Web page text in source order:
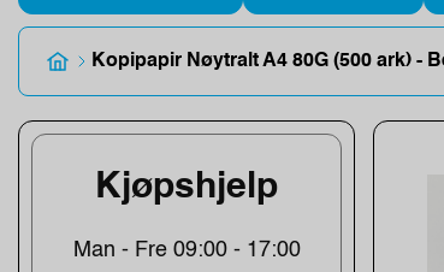
Kopipapir Nøytralt A4 80G (500 ark) -
Kjøpshjelp
Man - Fre 09:00 - 17:00